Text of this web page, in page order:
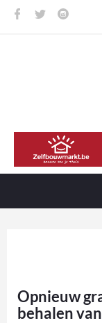
Opnieuw
behalen